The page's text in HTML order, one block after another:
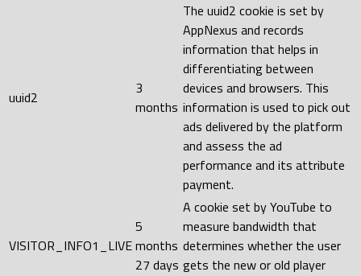
uuid2
3
months
The uuid2 cookie is set by
AppNexus and records
information that helps in
differentiating between
devices and browsers. This
information is used to pick out
ads delivered by the platform
and assess the ad
performance and its attribute
payment.
VISITOR_INFO1_LIVE
5
months
27 days
A cookie set by YouTube to
measure bandwidth that
determines whether the user
gets the new or old player